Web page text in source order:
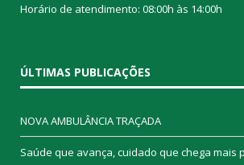
Horário de atendimento: 08:00h às 14:00h
ÚLTIMAS PUBLICAÇÕES
NOVA AMBULÂNCIA TRAÇADA
Saúde que avança, cuidado que chega mais